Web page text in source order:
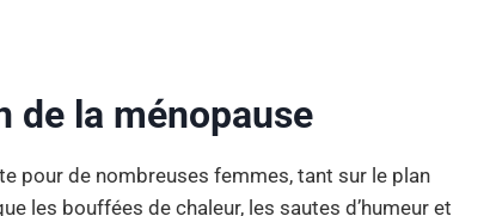
de la ménopause
pour de nombreuses femmes, tant sur le plan
les bouffées de chaleur, les sautes d’humeur et